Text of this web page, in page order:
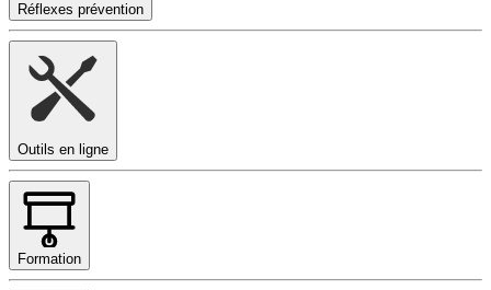
Réflexes prévention
Outils en ligne
Formation